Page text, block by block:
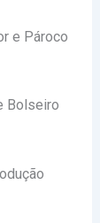
e Pároco
Bolseiro